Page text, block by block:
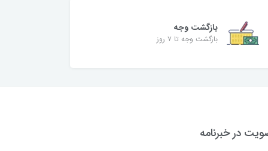
بازگشت وجه
بازگشت وجه تا ۷ روز
در خبرنامه